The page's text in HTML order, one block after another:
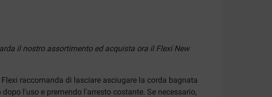
il nostro assortimento ed acquista ora il Flexi New
raccomanda di lasciare asciugare la corda bagnata
l'uso e premendo l'arresto costante. Se necessario,